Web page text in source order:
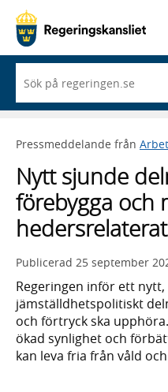
du
börjar
skriva
framträder
lista
med
sökförslag
Pressmeddelande från
Nytt sjunde
förebygga och
Publicerad 25 september
Regeringen inför ett
jämställdhetspolitiskt
och förtryck ska
ökad synlighet och
kan leva fria från våld